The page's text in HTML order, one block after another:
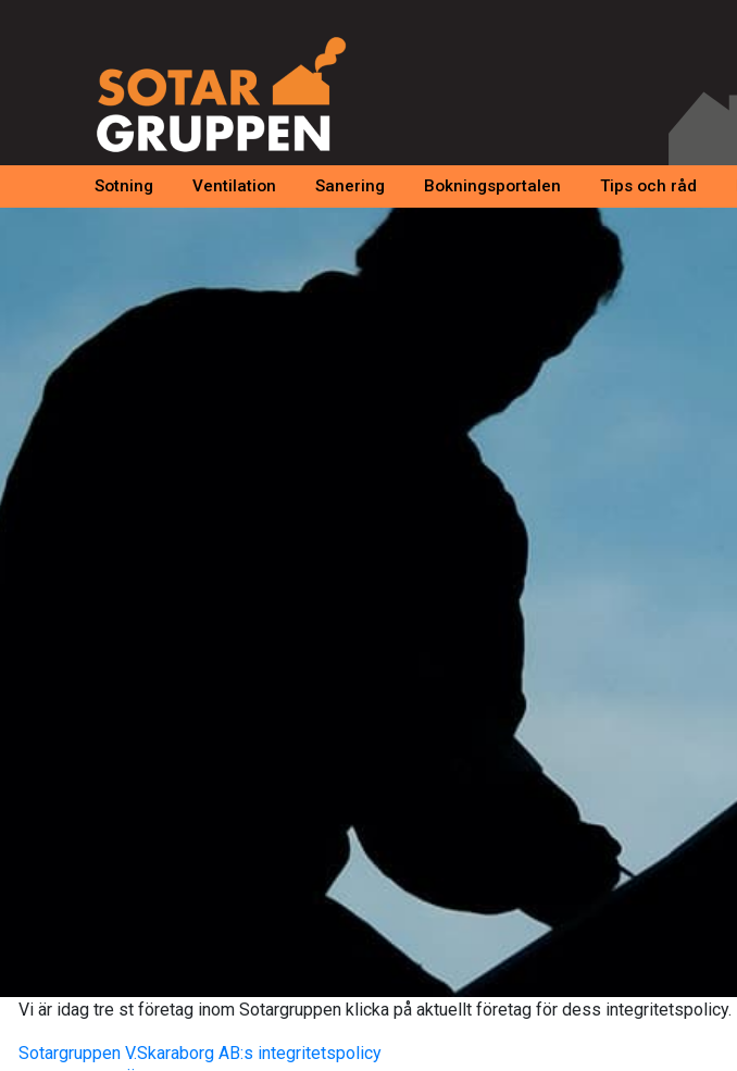
Sotning Ventilation Sanering Bokningsportalen Tips och råd
Vi är idag tre st företag inom Sotargruppen klicka på aktuellt företag för dess integritetspolicy.
Sotargruppen V.Skaraborg AB:s integritetspolicy